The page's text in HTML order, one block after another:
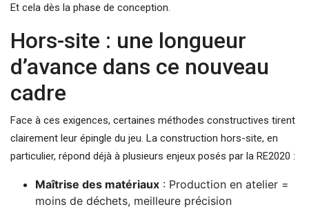
Et cela dès la phase de conception.
Hors-site : une longueur
d’avance dans ce nouveau
cadre
Face à ces exigences, certaines méthodes constructives tirent
clairement leur épingle du jeu. La construction hors-site, en
particulier, répond déjà à plusieurs enjeux posés par la RE2020 :
Maîtrise des matériaux : Production en atelier =
moins de déchets, meilleure précision